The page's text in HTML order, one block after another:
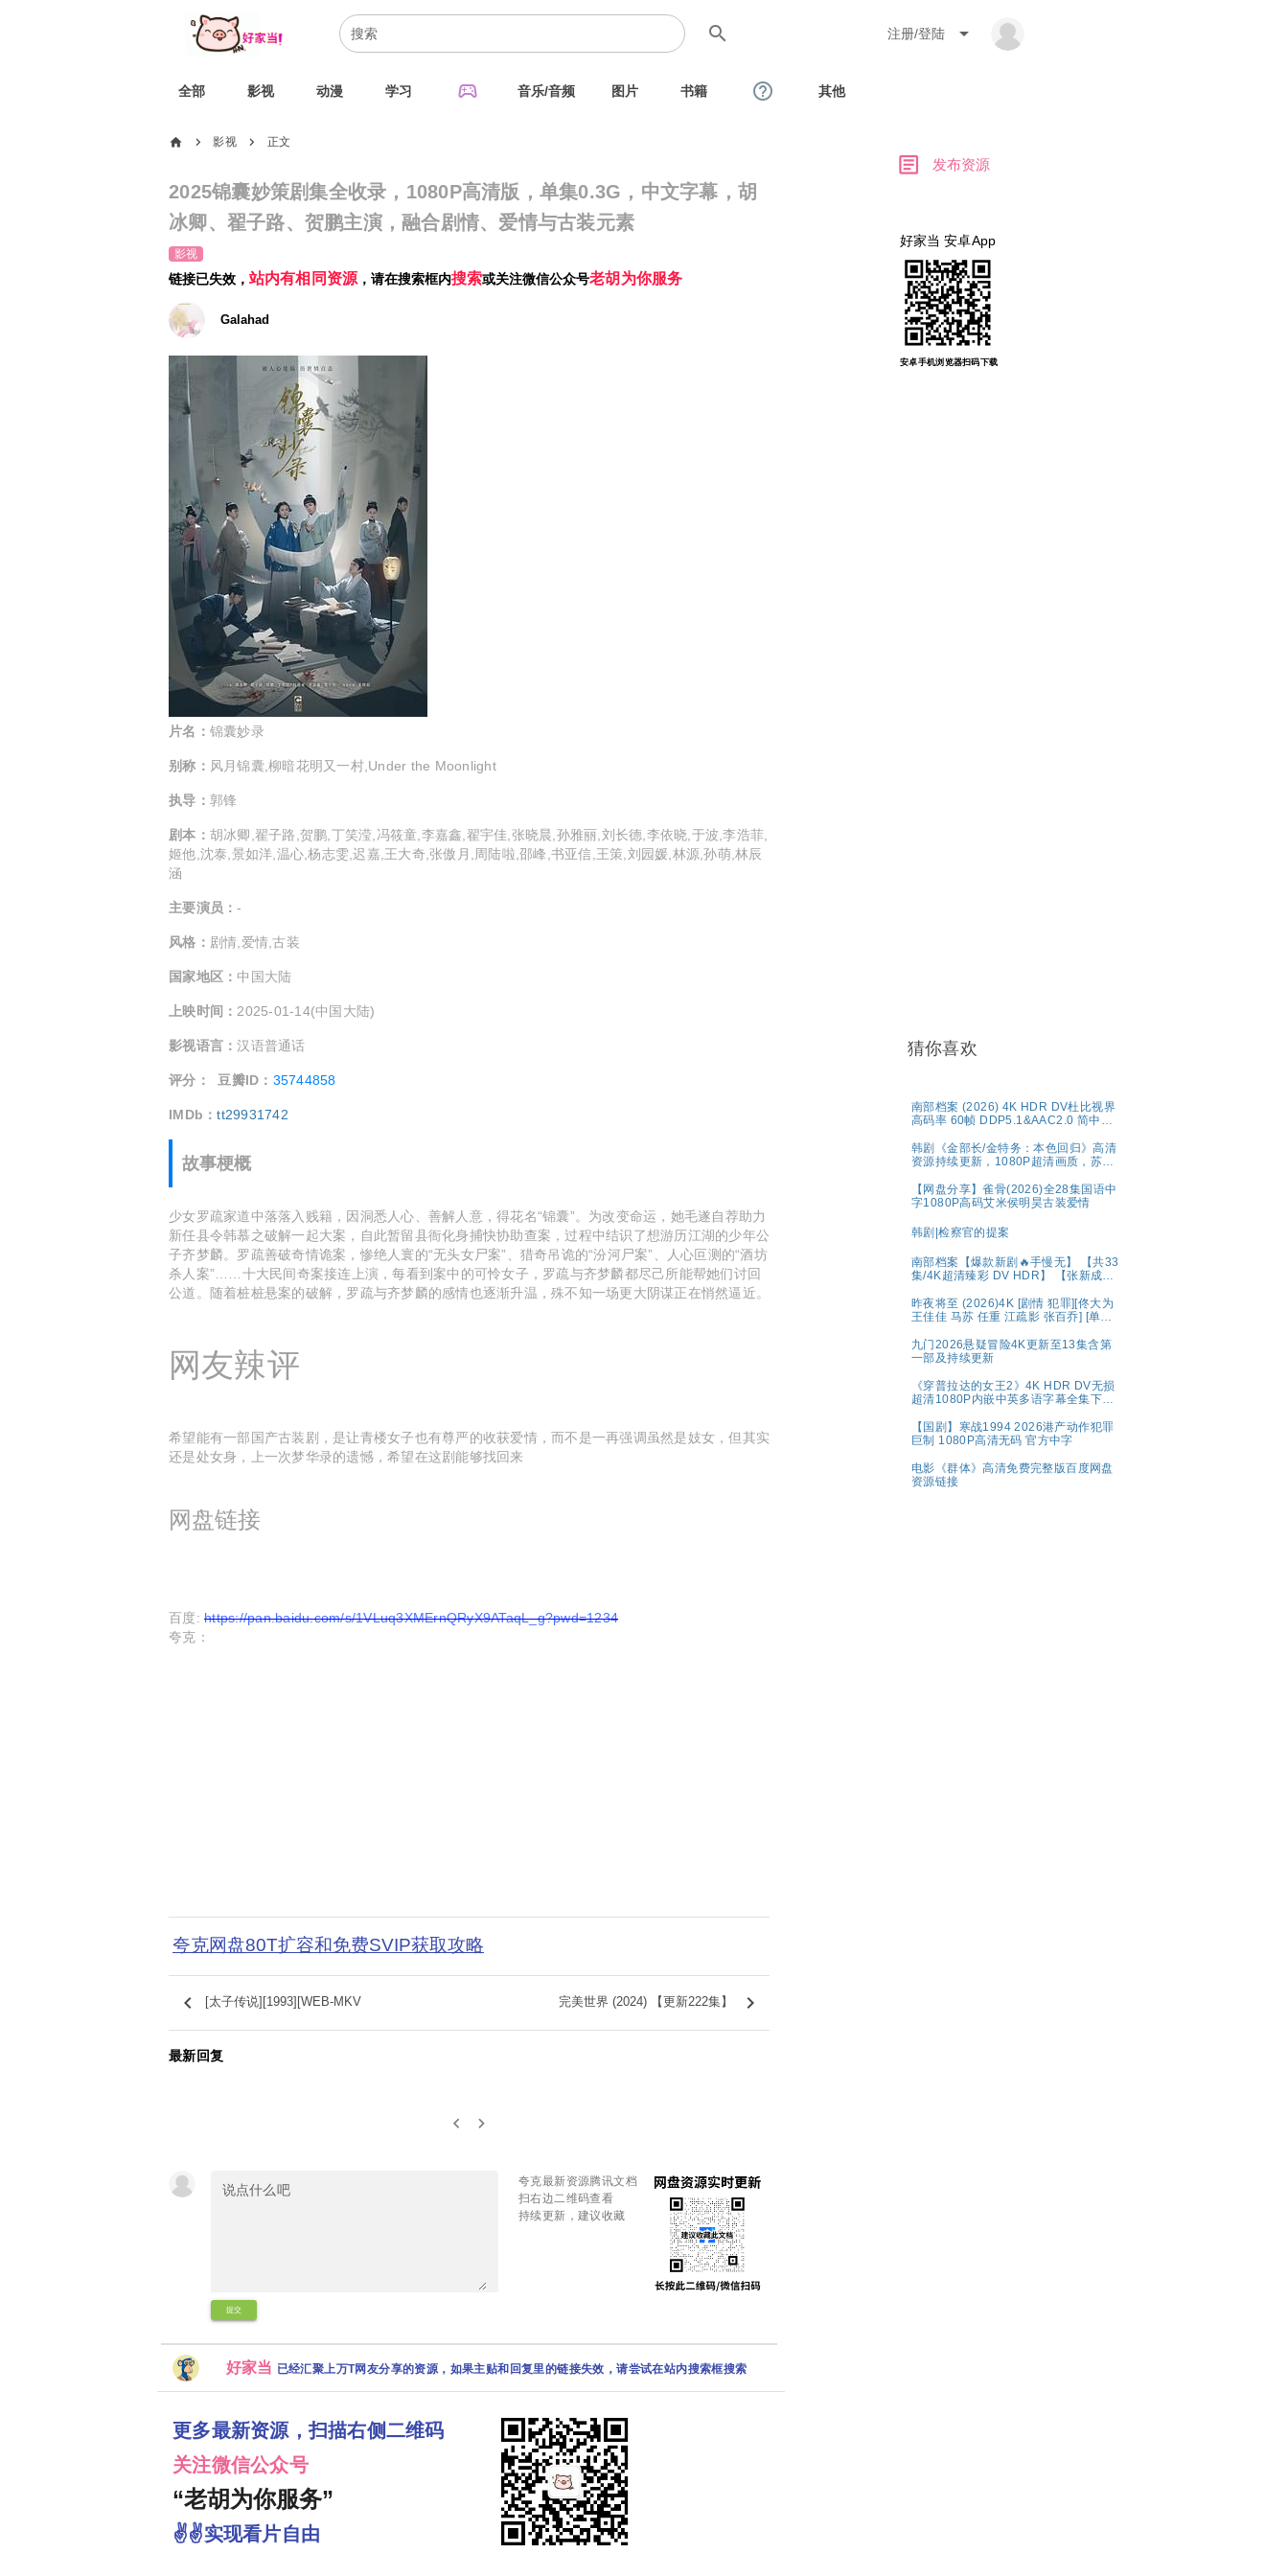
search 注册/登陆 arrow_drop_down
全部 影视 动漫 学习 sports_esports 音乐/音频 图片 书籍 help_outline 其他
home chevron_right 影视 chevron_right 正文
2025锦囊妙策剧集全收录，1080P高清版，单集0.3G，中文字幕，胡
冰卿、翟子路、贺鹏主演，融合剧情、爱情与古装元素
影视
链接已失效，站内有相同资源，请在搜索框内搜索或关注微信公众号老胡为你服务
Galahad
片名： 锦囊妙录
别称： 风月锦囊,柳暗花明又一村,Under the Moonlight
执导： 郭锋
剧本： 胡冰卿,翟子路,贺鹏,丁笑滢,冯筱童,李嘉鑫,翟宇佳,张晓晨,孙雅丽,刘长德,李依晓,于波,李浩菲,
姬他,沈泰,景如洋,温心,杨志雯,迟嘉,王大奇,张傲月,周陆啦,邵峰,书亚信,王策,刘园媛,林源,孙萌,林辰
涵
主要演员：-
风格： 剧情,爱情,古装
国家地区： 中国大陆
上映时间： 2025-01-14(中国大陆)
影视语言：汉语普通话
评分： 豆瓣ID： 35744858
IMDb：tt29931742
故事梗概
少女罗疏家道中落落入贱籍，因洞悉人心、善解人意，得花名“锦囊”。为改变命运，她毛遂自荐助力
新任县令韩慕之破解一起大案，自此暂留县衙化身捕快协助查案，过程中结识了想游历江湖的少年公
子齐梦麟。罗疏善破奇情诡案，惨绝人寰的“无头女尸案”、猎奇吊诡的“汾河尸案”、人心叵测的“酒坊
杀人案”……十大民间奇案接连上演，每看到案中的可怜女子，罗疏与齐梦麟都尽己所能帮她们讨回
公道。随着桩桩悬案的破解，罗疏与齐梦麟的感情也逐渐升温，殊不知一场更大阴谋正在悄然逼近。
网友辣评
希望能有一部国产古装剧，是让青楼女子也有尊严的收获爱情，而不是一再强调虽然是妓女，但其实
还是处女身，上一次梦华录的遗憾，希望在这剧能够找回来
网盘链接
百度:https://pan.baidu.com/s/1VLuq3XMErnQRyX9ATaqL_g?pwd=1234
夸克：
夸克网盘80T扩容和免费SVIP获取攻略
keyboard_arrow_left [太子传说][1993][WEB-MKV 完美世界 (2024) 【更新222集】 keyboard_arrow_right
最新回复
keyboard_arrow_left keyboard_arrow_right
提交
夸克最新资源腾讯文档
扫右边二维码查看
持续更新，建议收藏
好家当 已经汇聚上万T网友分享的资源，如果主贴和回复里的链接失效，请尝试在站内搜索框搜索
更多最新资源，扫描右侧二维码
关注微信公众号
“老胡为你服务”
✌✌实现看片自由
article 发布资源
好家当 安卓App
安卓手机浏览器扫码下载
猜你喜欢
南部档案‎ (2026) 4K HDR DV杜比视界
高码率 60帧 DDP5.1&AAC2.0 简中字
韩剧《金部长/金特务：本色回归》高清
资源持续更新，1080P超清画质，苏志
分享
【网盘分享】雀骨(2026)全28集国语中
字1080P高码艾米侯明昊古装爱情
韩剧|检察官的提案
南部档案【爆款新剧🔥手慢无】 【共33
集/4K超清臻彩 DV HDR】 【张新成、
昨夜将至 (2026)4K [剧情 犯罪][佟大为
王佳佳 马苏 任重 江疏影 张百乔] [单集
九门2026悬疑冒险4K更新至13集含第
一部及持续更新
《穿普拉达的女王2》4K HDR DV无损
超清1080P内嵌中英多语字幕全集下载
【国剧】寒战1994 2026港产动作犯罪
巨制 1080P高清无码 官方中字
电影《群体》高清免费完整版百度网盘
资源链接